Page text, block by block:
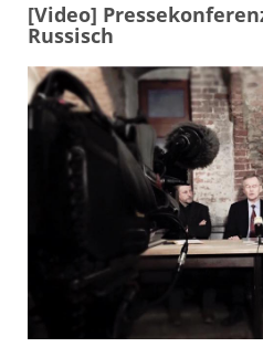
[Video]
Russisch